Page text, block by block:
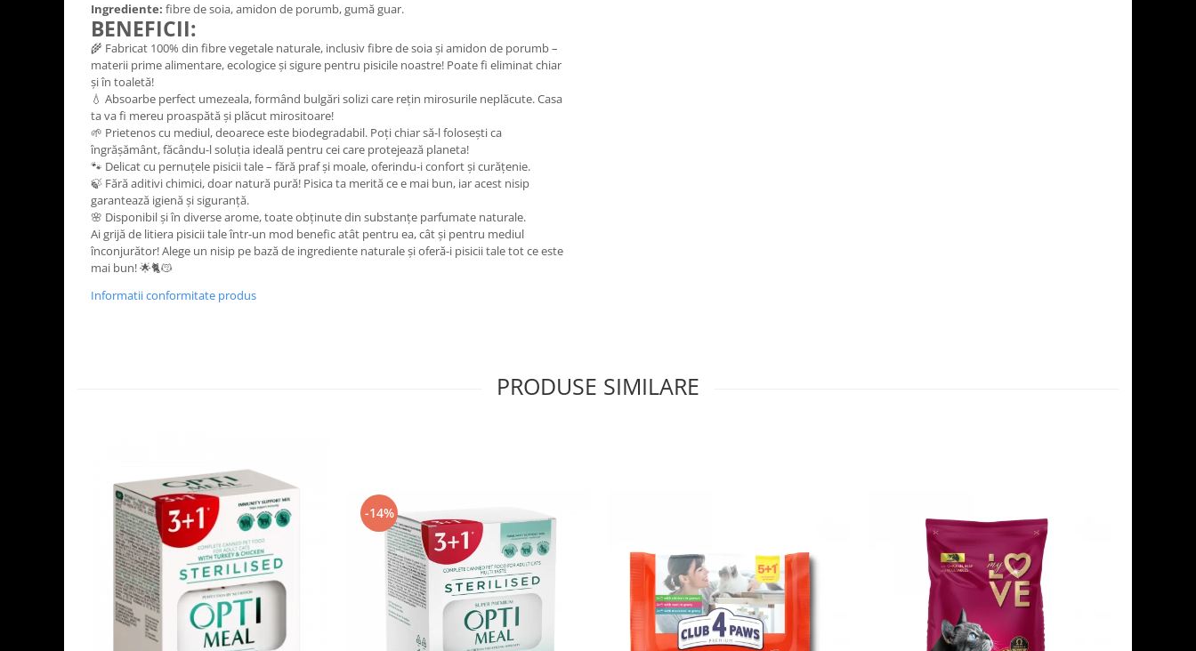
Ingrediente: fibre de soia, amidon de porumb, gumă guar.
BENEFICII:
🌾 Fabricat 100% din fibre vegetale naturale, inclusiv fibre de soia și amidon de porumb –
materii prime alimentare, ecologice și sigure pentru pisicile noastre! Poate fi eliminat chiar
și în toaletă!
💧 Absoarbe perfect umezeala, formând bulgări solizi care rețin mirosurile neplăcute. Casa
ta va fi mereu proaspătă și plăcut mirositoare!
🌱 Prietenos cu mediul, deoarece este biodegradabil. Poți chiar să-l folosești ca
îngrășământ, făcându-l soluția ideală pentru cei care protejează planeta!
🐾 Delicat cu pernuțele pisicii tale – fără praf și moale, oferindu-i confort și curățenie.
🍃 Fără aditivi chimici, doar natură pură! Pisica ta merită ce e mai bun, iar acest nisip
garantează igienă și siguranță.
🌸 Disponibil și în diverse arome, toate obținute din substanțe parfumate naturale.
Ai grijă de litiera pisicii tale într-un mod benefic atât pentru ea, cât și pentru mediul
înconjurător! Alege un nisip pe bază de ingrediente naturale și oferă-i pisicii tale tot ce este
mai bun! 🌟🐈😽
Informatii conformitate produs
PRODUSE SIMILARE
-14%